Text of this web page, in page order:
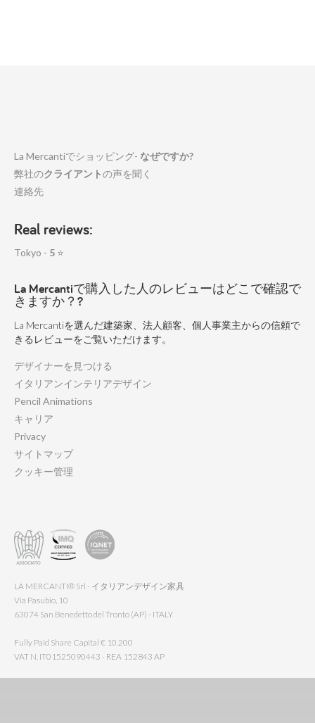
La Mercantiでショッピング- なぜですか?
弊社のクライアントの声を聞く
連絡先
Real reviews:
Tokyo - 5 ⭐
La Mercantiで購入した人のレビューはどこで確認で
きますか？?
La Mercantiを選んだ建築家、法人顧客、個人事業主からの信頼で
きるレビューをご覧いただけます。
デザイナーを見つける
イタリアンインテリアデザイン
Pencil Animations
キャリア
Privacy
サイトマップ
クッキー管理
LA MERCANTI® Srl - イタリアンデザイン家具
Via Pasubio, 10
63074 San Benedetto del Tronto (AP) - ITALY
Fully Paid Share Capital € 10.200
VAT N. IT01525090443 - REA 152843 AP